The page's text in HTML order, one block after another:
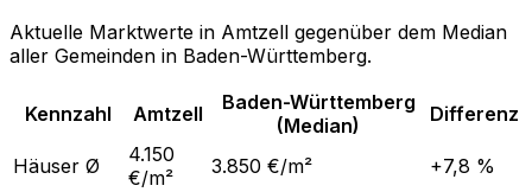
Aktuelle Marktwerte in Amtzell gegenüber dem Median
aller Gemeinden in Baden-Württemberg.
Kennzahl Amtzell
Baden-Württemberg
(Median)
Differenz
Häuser Ø
4.150
€/m²
3.850 €/m²
+7,8 %